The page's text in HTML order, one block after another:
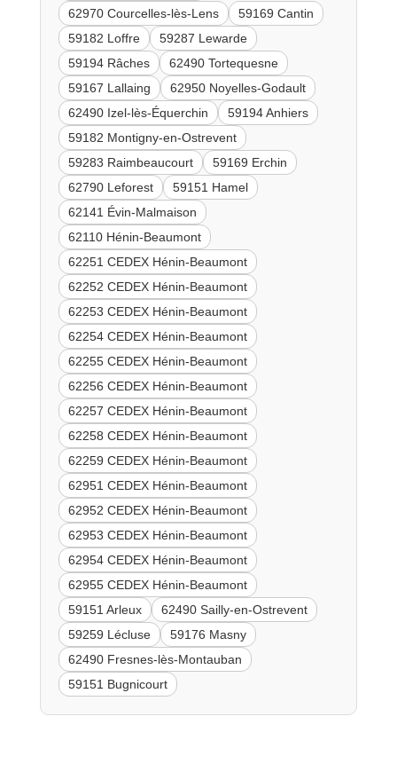
62970 Courcelles-lès-Lens
59169 Cantin
59182 Loffre
59287 Lewarde
59194 Râches
62490 Tortequesne
59167 Lallaing
62950 Noyelles-Godault
62490 Izel-lès-Équerchin
59194 Anhiers
59182 Montigny-en-Ostrevent
59283 Raimbeaucourt
59169 Erchin
62790 Leforest
59151 Hamel
62141 Évin-Malmaison
62110 Hénin-Beaumont
62251 CEDEX Hénin-Beaumont
62252 CEDEX Hénin-Beaumont
62253 CEDEX Hénin-Beaumont
62254 CEDEX Hénin-Beaumont
62255 CEDEX Hénin-Beaumont
62256 CEDEX Hénin-Beaumont
62257 CEDEX Hénin-Beaumont
62258 CEDEX Hénin-Beaumont
62259 CEDEX Hénin-Beaumont
62951 CEDEX Hénin-Beaumont
62952 CEDEX Hénin-Beaumont
62953 CEDEX Hénin-Beaumont
62954 CEDEX Hénin-Beaumont
62955 CEDEX Hénin-Beaumont
59151 Arleux
62490 Sailly-en-Ostrevent
59259 Lécluse
59176 Masny
62490 Fresnes-lès-Montauban
59151 Bugnicourt